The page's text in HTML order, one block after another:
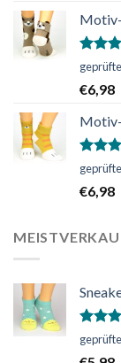
von 5
€6,98
von 5
€6,98